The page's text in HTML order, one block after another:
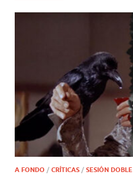
A FONDO / CRÍTICAS / SESIÓN DOBLE